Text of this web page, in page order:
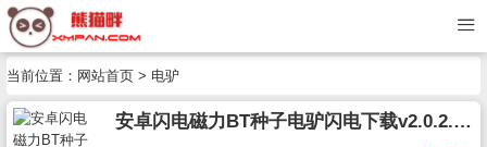
当前位置： 网站首页 > 电驴
安卓闪电磁力BT种子电驴闪电下载v2.0.2.2 破解VIP会员版